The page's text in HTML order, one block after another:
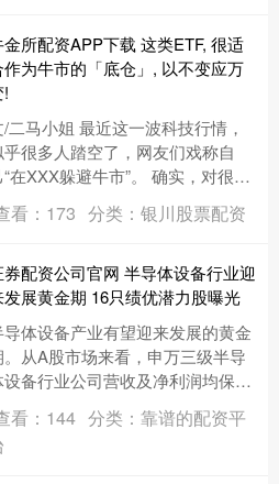
金所配资APP下载 这类ETF, 很适
作为牛市的「底仓」, 以不变应万
!
/二马小姐 最近这一波科技行情，
乎很多人踏空了，网友们戏称自
“在XXX躲避牛市”。 确实，对很多
，但科技基金往往高波动，....
看：173 分类：银川股票配资
券配资公司官网 半导体设备行业迎
发展黄金期 16只绩优潜力股曝光
导体设备产业有望迎来发展的黄金
。从A股市场来看，申万三级半导
设备行业公司营收及净利润均保持
年至2024年，半导体....
看：144 分类：靠谱的配资平